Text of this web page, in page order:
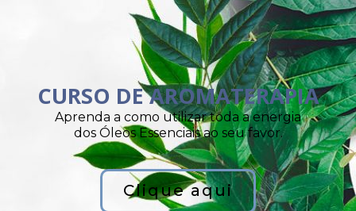
CURSO DE AROMATERAPIA
Aprenda a como utilizar toda a energia
dos Óleos Essenciais ao seu favor.
Clique aqui